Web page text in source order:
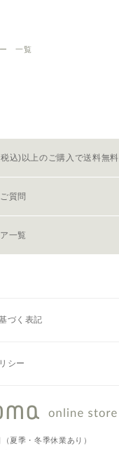
ー 一覧
込)以上のご購入で送料無料
質問
一覧
づく表記
シー
夏季・冬季休業あり）